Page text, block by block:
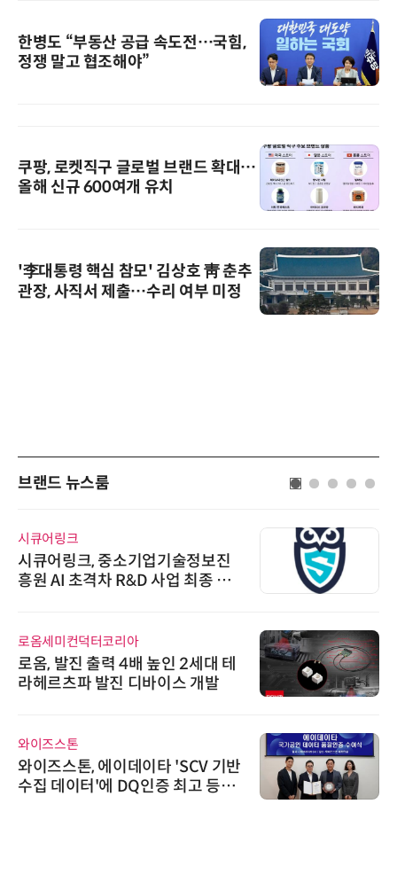
한병도 “부동산 공급 속도전…국힘,
정쟁 말고 협조해야”
쿠팡, 로켓직구 글로벌 브랜드 확대…
올해 신규 600여개 유치
'李대통령 핵심 참모' 김상호 靑 춘추
관장, 사직서 제출…수리 여부 미정
브랜드 뉴스룸
시큐어링크
시큐어링크, 중소기업기술정보진
흥원 AI 초격차 R&D 사업 최종 선
로옴세미컨덕터코리아
로옴, 발진 출력 4배 높인 2세대 테
라헤르츠파 발진 디바이스 개발
와이즈스톤
와이즈스톤, 에이데이타 'SCV 기반
수집 데이터'에 DQ인증 최고 등급